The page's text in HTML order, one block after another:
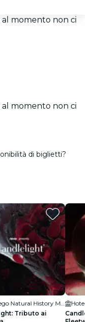
al momento non ci
al momento non ci
di biglietti?
San Diego Natural History Museum
Tributo ai